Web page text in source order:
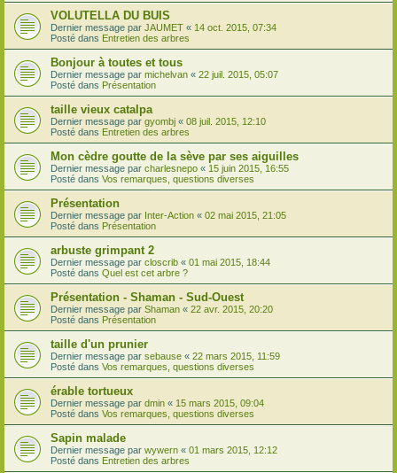
VOLUTELLA DU BUIS
Dernier message par JAUMET « 14 oct. 2015, 07:34
Posté dans Entretien des arbres
Bonjour à toutes et tous
Dernier message par michelvan « 22 juil. 2015, 05:07
Posté dans Présentation
taille vieux catalpa
Dernier message par gyombj « 08 juil. 2015, 12:10
Posté dans Entretien des arbres
Mon cèdre goutte de la sève par ses aiguilles
Dernier message par charlesnepo « 15 juin 2015, 16:55
Posté dans Vos remarques, questions diverses
Présentation
Dernier message par Inter-Action « 02 mai 2015, 21:05
Posté dans Présentation
arbuste grimpant 2
Dernier message par closcrib « 01 mai 2015, 18:44
Posté dans Quel est cet arbre ?
Présentation - Shaman - Sud-Ouest
Dernier message par Shaman « 22 avr. 2015, 20:20
Posté dans Présentation
taille d'un prunier
Dernier message par sebause « 22 mars 2015, 11:59
Posté dans Vos remarques, questions diverses
érable tortueux
Dernier message par dmin « 15 mars 2015, 09:04
Posté dans Vos remarques, questions diverses
Sapin malade
Dernier message par wywern « 01 mars 2015, 12:12
Posté dans Entretien des arbres